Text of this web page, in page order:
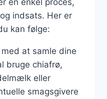
indsats. Her er
kan følge:
at samle dine
bruge chiafrø,
eller
smagsgivere